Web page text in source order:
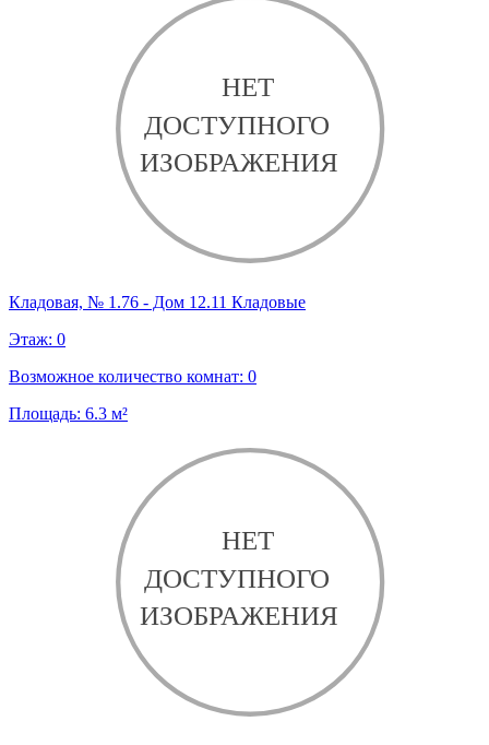
Кладовая, № 1.76 - Дом 12.11 Кладовые
Этаж: 0
Возможное количество комнат: 0
Площадь: 6.3 м²